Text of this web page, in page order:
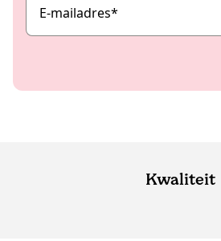
E-mailadres*
Kwaliteit